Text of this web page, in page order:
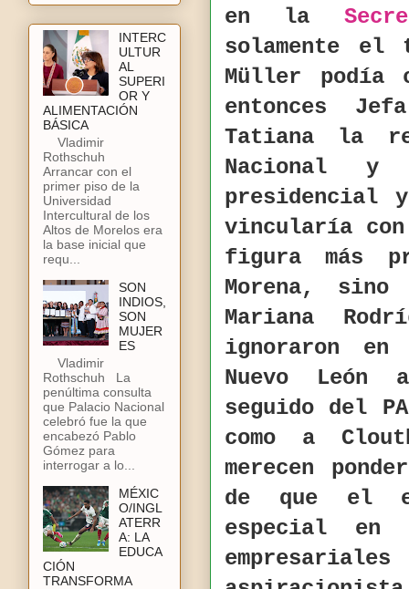
en la
solamente el
Müller podía
entonces
Tatiana la
Nacional y
presidencial
vincularía
figura más
Morena,
Mariana
ignoraron
Nuevo León
seguido del
como a
merecen
de que el
especial en
INTERC
ULTUR
AL
SUPERI
OR Y
ALIMENTACIÓN
BÁSICA
Vladimir
Rothschuh
Arrancar con el
primer piso de la
Universidad
Intercultural de los
Altos de Morelos era
la base inicial que
requ...
SON
INDIOS,
SON
MUJER
ES
Vladimir
Rothschuh La
penúltima consulta
que Palacio Nacional
celebró fue la que
encabezó Pablo
Gómez para
interrogar a lo...
MÉXIC
O/INGL
ATERR
A: LA
EDUCA
CIÓN
TRANSFORMA